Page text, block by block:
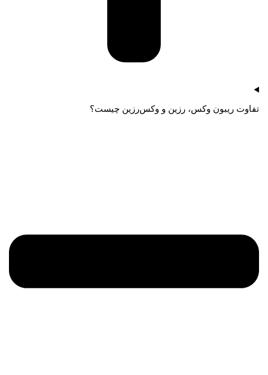
تفاوت ریبون وکس، رزین و وکس‌رزین چیست؟